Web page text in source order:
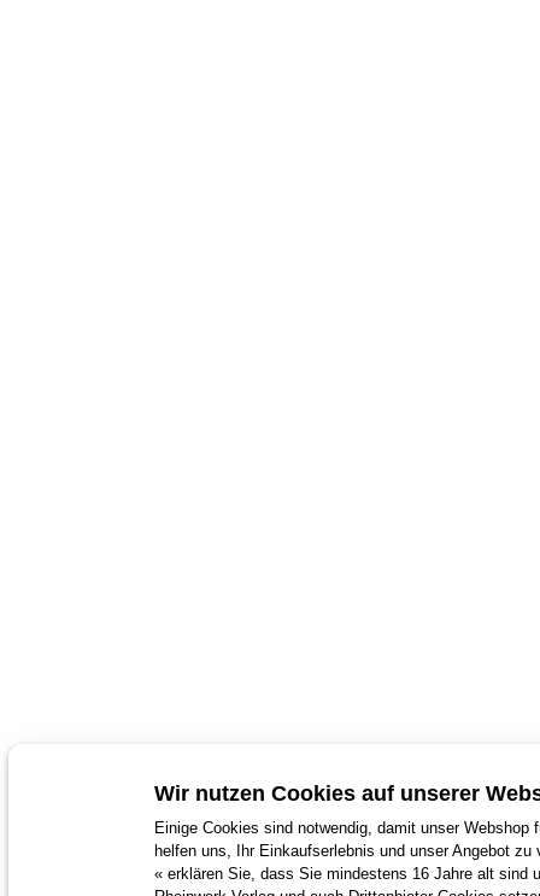
Wir nutzen Cookies auf unserer
Einige Cookies sind notwendig, damit unser Webshop
helfen uns, Ihr Einkaufserlebnis und unser Angebot
« erklären Sie, dass Sie mindestens 16 Jahre alt sind